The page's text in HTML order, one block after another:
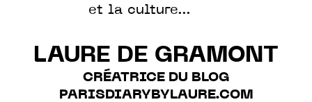
et la culture…
LAURE DE GRAMONT
CRÉATRICE DU BLOG
PARISDIARYBYLAURE.COM